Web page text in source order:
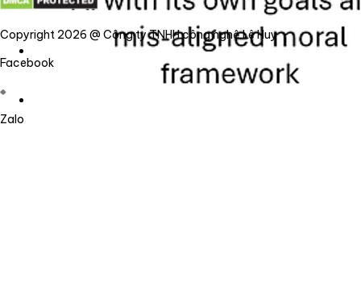
Copyright 2026 @ Công ty TNHH công nghệ Lê Huy
Facebook
Zalo